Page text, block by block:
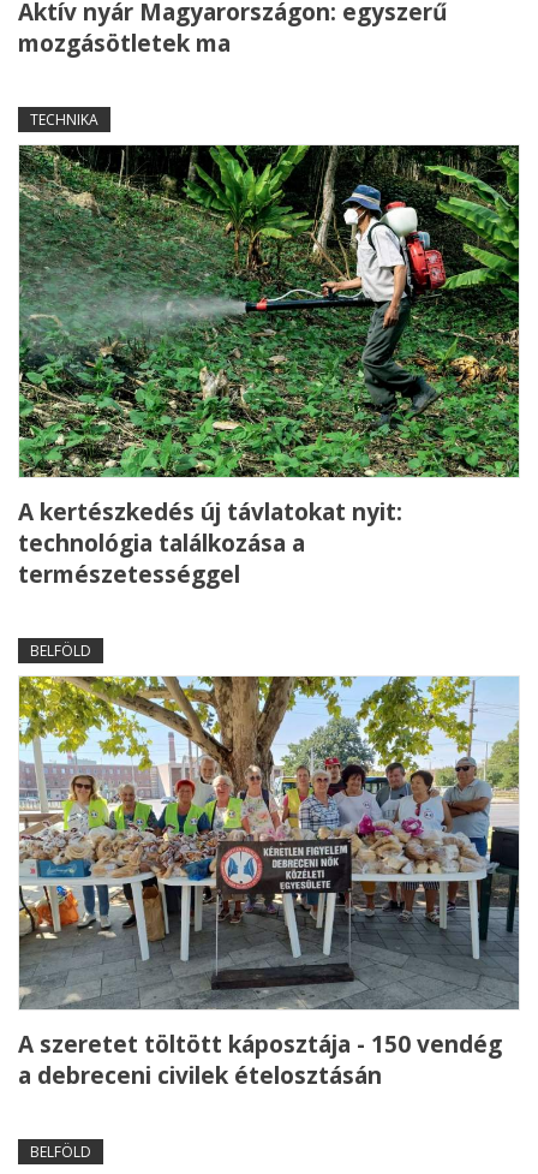
Aktív nyár Magyarországon: egyszerű
mozgásötletek ma
TECHNIKA
A kertészkedés új távlatokat nyit:
technológia találkozása a
természetességgel
BELFÖLD
A szeretet töltött káposztája - 150 vendég
a debreceni civilek ételosztásán
BELFÖLD